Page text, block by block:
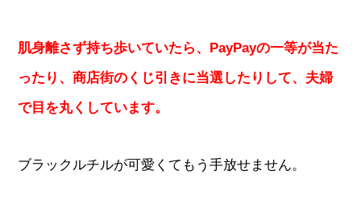
肌身離さず持ち歩いていたら、PayPayの一等が当た
ったり、商店街のくじ引きに当選したりして、夫婦
で目を丸くしています。
ブラックルチルが可愛くてもう手放せません。